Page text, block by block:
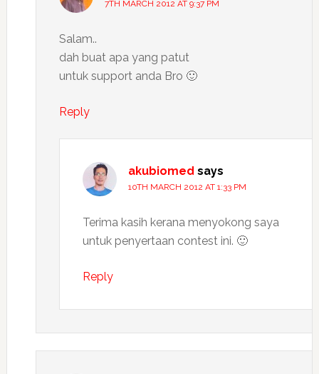
7TH MARCH 2012 AT 9:37 PM
Salam..
dah buat apa yang patut
untuk support anda Bro 🙂
Reply
akubiomed says
10TH MARCH 2012 AT 1:33 PM
Terima kasih kerana menyokong saya
untuk penyertaan contest ini. 🙂
Reply